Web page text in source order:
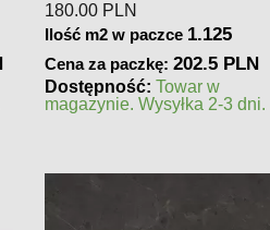
280.00 PLN
Ilość m2 w paczce 1.125
Cena za paczkę:315 PLN
Dostępność: Towar w
magazynie. Wysyłka 2-3 dni.